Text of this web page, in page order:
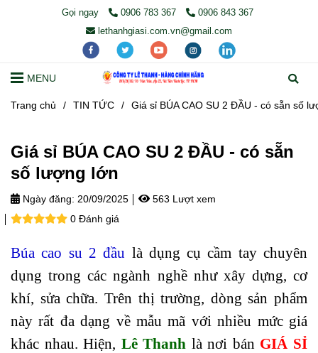
Gọi ngay 0906 783 367
0906 843 367
lethanhgiasi.com.vn@gmail.com
MENU
Trang chủ / TIN TỨC / Giá sỉ BÚA CAO SU 2 ĐẦU - có sẵn số
Giá sỉ BÚA CAO SU 2 ĐẦU - có sẵn
số lượng lớn
Ngày đăng: 20/09/2025
563 Lượt xem
0 Đánh giá
Búa cao su 2 đầu là dụng cụ cầm tay chuyên
dụng trong các ngành nghề như xây dựng, cơ
khí, sửa chữa. Trên thị trường, dòng sản phẩm
này rất đa dạng về mẫu mã với nhiều mức giá
khác nhau. Hiện, Lê Thanh là nơi bán GIÁ SỈ